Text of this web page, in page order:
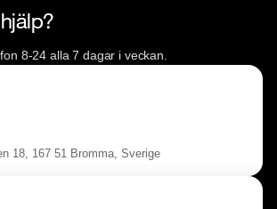
8-24 alla 7 dagar i veckan.
18, 167 51 Bromma, Sverige